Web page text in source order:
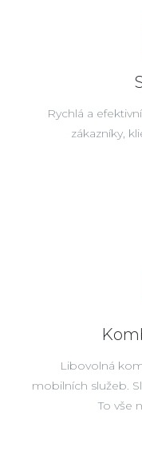
Rychlá a
zákazníky,
Libovolná
mobilních služeb.
To vše